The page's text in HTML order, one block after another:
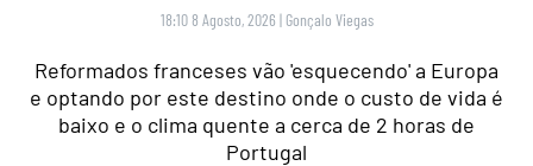
18:10 8 Agosto, 2026 | Gonçalo Viegas
Reformados franceses vão 'esquecendo' a Europa
e optando por este destino onde o custo de vida é
baixo e o clima quente a cerca de 2 horas de
Portugal